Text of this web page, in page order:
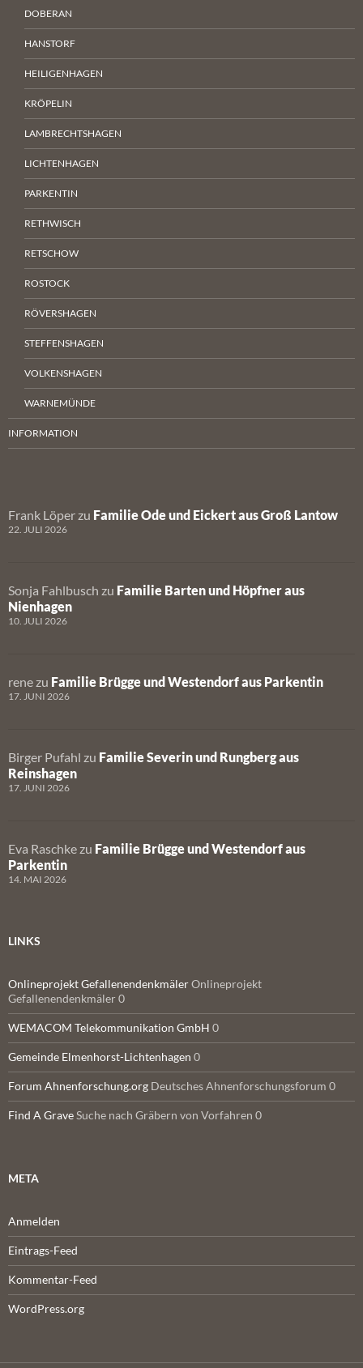
DOBERAN
HANSTORF
HEILIGENHAGEN
KRÖPELIN
LAMBRECHTSHAGEN
LICHTENHAGEN
PARKENTIN
RETHWISCH
RETSCHOW
ROSTOCK
RÖVERSHAGEN
STEFFENSHAGEN
VOLKENSHAGEN
WARNEMÜNDE
INFORMATION
Frank Löper zu Familie Ode und Eickert aus Groß Lantow
22. JULI 2026
Sonja Fahlbusch zu Familie Barten und Höpfner aus
Nienhagen
10. JULI 2026
rene zu Familie Brügge und Westendorf aus Parkentin
17. JUNI 2026
Birger Pufahl zu Familie Severin und Rungberg aus
Reinshagen
17. JUNI 2026
Eva Raschke zu Familie Brügge und Westendorf aus
Parkentin
14. MAI 2026
LINKS
Onlineprojekt GefallenendenkmälerOnlineprojekt
Gefallenendenkmäler 0
WEMACOM Telekommunikation GmbH 0
Gemeinde Elmenhorst-Lichtenhagen 0
Forum Ahnenforschung.org Deutsches Ahnenforschungsforum 0
Find A GraveSuche nach Gräbern von Vorfahren 0
META
Anmelden
Eintrags-Feed
Kommentar-Feed
WordPress.org